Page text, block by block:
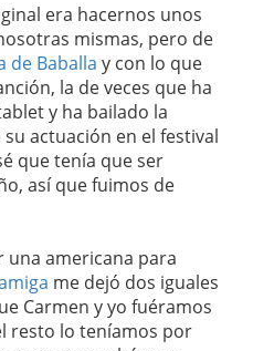
era hacernos unos
mismas, pero de
de Baballa y con lo que
la de veces que ha
y ha bailado la
actuación en el festival
que tenía que ser
así que fuimos de
una americana para
me dejó dos iguales
Carmen y yo fuéramos
resto lo teníamos por